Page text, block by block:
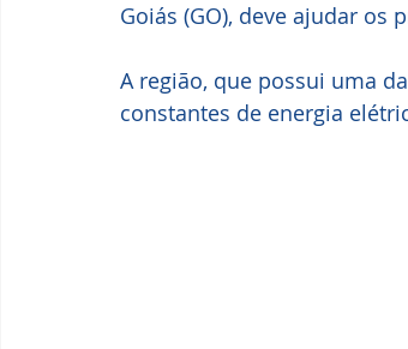
Goiás (GO), deve ajudar
A região, que possui uma
constantes de energia